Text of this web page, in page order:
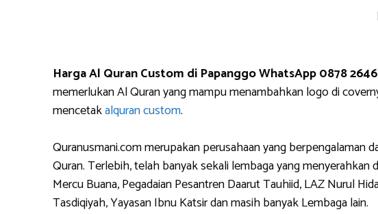
Harga Al Quran Custom di Papanggo WhatsApp 0878
memerlukan Al Quran yang mampu menambahkan logo di
mencetakalquran custom.
Quranusmani.com merupakan perusahaan yang
Quran. Terlebih, telah banyak sekali lembaga yang
Mercu Buana, Pegadaian Pesantren Daarut Tauhiid, LAZ Nurul
Tasdiqiyah, Yayasan Ibnu Katsir dan masih banyak Lembaga lain.